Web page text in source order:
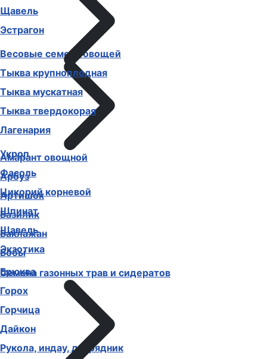
Щавель
Эстрагон
Весовые семена овощей
Амарант овощной
Арбуз
Артишок
Базилик
Баклажан
Бобы
Брюква
Горох
Горчица
Дайкон
Рукола, индау, двурядник
Тыква крупноплодная
Тыква мускатная
Тыква твердокорая
Лагенария
Укроп
Фасоль
Цикорий корневой
Шпинат
Щавель
Экзотика
Семена газонных трав и сидератов